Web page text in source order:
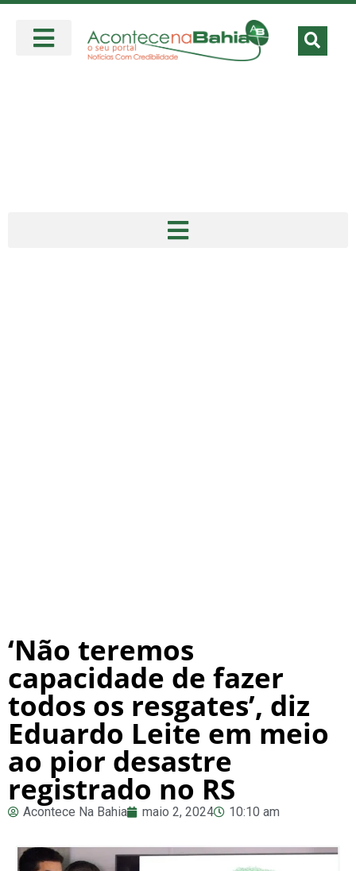
‘Não teremos
capacidade de fazer
todos os resgates’, diz
Eduardo Leite em meio
ao pior desastre
registrado no RS
Acontece Na Bahia maio 2, 2024 10:10 am